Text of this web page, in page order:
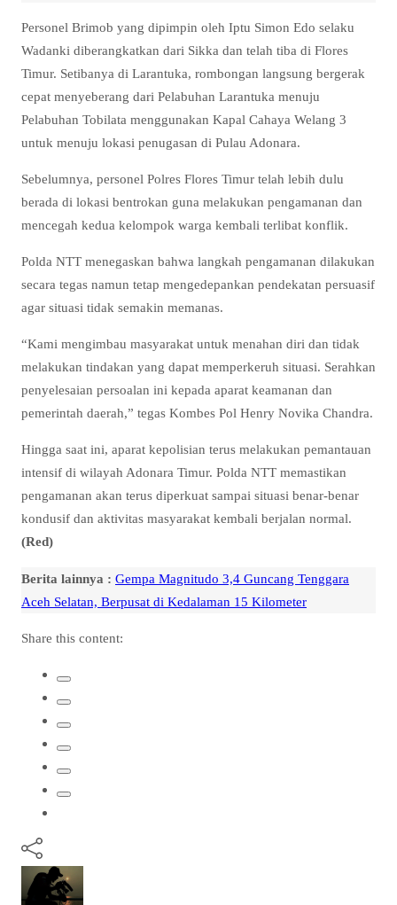
Personel Brimob yang dipimpin oleh Iptu Simon Edo selaku
Wadanki diberangkatkan dari Sikka dan telah tiba di Flores
Timur. Setibanya di Larantuka, rombongan langsung bergerak
cepat menyeberang dari Pelabuhan Larantuka menuju
Pelabuhan Tobilata menggunakan Kapal Cahaya Welang 3
untuk menuju lokasi penugasan di Pulau Adonara.
Sebelumnya, personel Polres Flores Timur telah lebih dulu
berada di lokasi bentrokan guna melakukan pengamanan dan
mencegah kedua kelompok warga kembali terlibat konflik.
Polda NTT menegaskan bahwa langkah pengamanan dilakukan
secara tegas namun tetap mengedepankan pendekatan persuasif
agar situasi tidak semakin memanas.
“Kami mengimbau masyarakat untuk menahan diri dan tidak
melakukan tindakan yang dapat memperkeruh situasi. Serahkan
penyelesaian persoalan ini kepada aparat keamanan dan
pemerintah daerah,” tegas Kombes Pol Henry Novika Chandra.
Hingga saat ini, aparat kepolisian terus melakukan pemantauan
intensif di wilayah Adonara Timur. Polda NTT memastikan
pengamanan akan terus diperkuat sampai situasi benar-benar
kondusif dan aktivitas masyarakat kembali berjalan normal.
(Red)
Berita lainnya : Gempa Magnitudo 3,4 Guncang Tenggara
Aceh Selatan, Berpusat di Kedalaman 15 Kilometer
Share this content: